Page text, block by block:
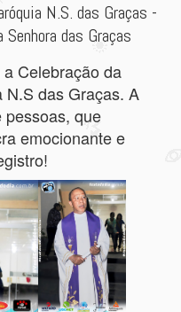
N.S. das Graças -
das Graças
Celebração da
N.S das Graças. A
pessoas, que
emocionante e